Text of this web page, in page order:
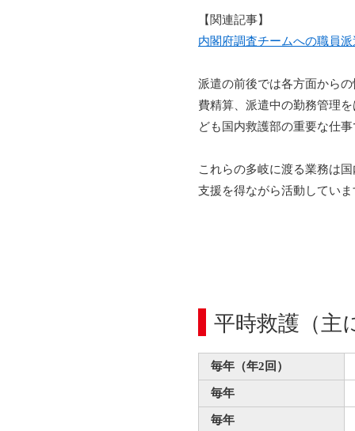
【関連記事】
内閣府調査チームへの職員
派遣の前後では各方面から
費精算、派遣中の勤務管理
ども国内救護部の重要な仕
これらの多岐に渡る業務は
支援を得ながら活動してい
平時救護（
毎年（年2回）
毎年
毎年